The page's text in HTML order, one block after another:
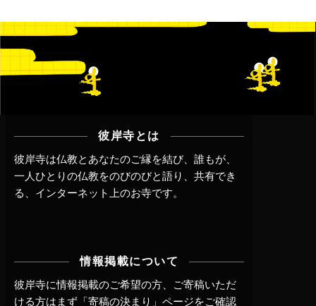
彼岸寺とは
彼岸寺は仏教とあなたのご縁を結び、誰もが、
一人ひとりの仏教をのびのびと語り、共有でき
る、インターネット上のお寺です。
情報掲載について
彼岸寺に情報掲載のご希望の方、ご寄稿いただ
ける方はまず 「寄稿の決まり」ページをご確認